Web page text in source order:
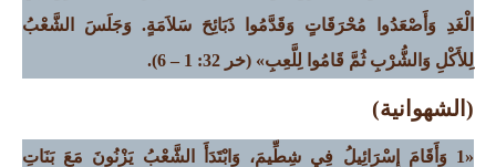
الْغَدِ وَأَصْعَدُوا مُحْرَقَاتٍ وَقَدَّمُوا ذَبَائِحَ سَلاَمَةٍ. وَجَلَسَ الشَّعْبُ
لِلأَكْلِ وَالشُّرْبِ ثُمَّ قَامُوا لِلَّعِبِ» (خر 32: 1 – 6).
(الشهوانية)
«1 وَأَقَامَ إِسْرَائِيلُ فِي شِطِّيمَ، وَابْتَدَأَ الشَّعْبُ يَزْنُونَ مَعَ بَنَاتِ